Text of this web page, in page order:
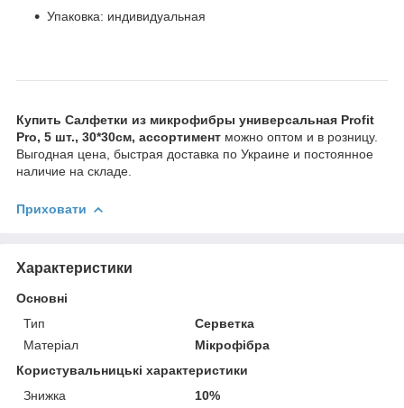
Упаковка: индивидуальная
Купить Салфетки из микрофибры универсальная Profit
Pro, 5 шт., 30*30см, ассортимент можно оптом и в розницу.
Выгодная цена, быстрая доставка по Украине и постоянное
наличие на складе.
Приховати
Характеристики
Основні
Тип
Серветка
Матеріал
Мікрофібра
Користувальницькі характеристики
Знижка
10%